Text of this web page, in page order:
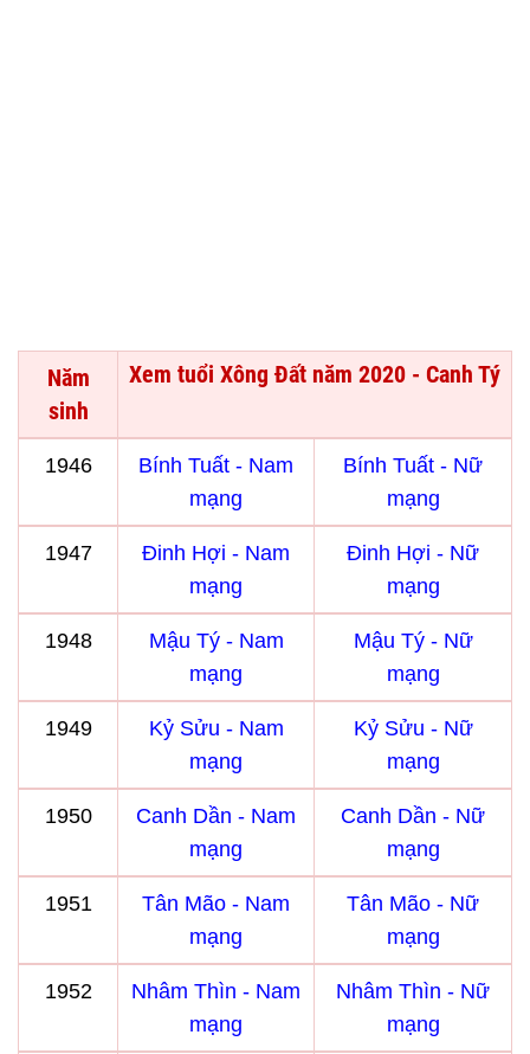
Năm
sinh
Xem tuổi Xông Đất năm 2020 - Canh Tý
1946
Bính Tuất - Nam
mạng
Bính Tuất - Nữ
mạng
1947
Đinh Hợi - Nam
mạng
Đinh Hợi - Nữ
mạng
1948
Mậu Tý - Nam
mạng
Mậu Tý - Nữ
mạng
1949
Kỷ Sửu - Nam
mạng
Kỷ Sửu - Nữ
mạng
1950
Canh Dần - Nam
mạng
Canh Dần - Nữ
mạng
1951
Tân Mão - Nam
mạng
Tân Mão - Nữ
mạng
1952
Nhâm Thìn - Nam
mạng
Nhâm Thìn - Nữ
mạng